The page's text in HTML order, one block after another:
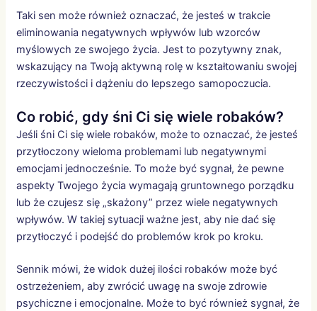
Taki sen może również oznaczać, że jesteś w trakcie
eliminowania negatywnych wpływów lub wzorców
myślowych ze swojego życia. Jest to pozytywny znak,
wskazujący na Twoją aktywną rolę w kształtowaniu swojej
rzeczywistości i dążeniu do lepszego samopoczucia.
Co robić, gdy śni Ci się wiele robaków?
Jeśli śni Ci się wiele robaków, może to oznaczać, że jesteś
przytłoczony wieloma problemami lub negatywnymi
emocjami jednocześnie. To może być sygnał, że pewne
aspekty Twojego życia wymagają gruntownego porządku
lub że czujesz się „skażony” przez wiele negatywnych
wpływów. W takiej sytuacji ważne jest, aby nie dać się
przytłoczyć i podejść do problemów krok po kroku.
Sennik mówi, że widok dużej ilości robaków może być
ostrzeżeniem, aby zwrócić uwagę na swoje zdrowie
psychiczne i emocjonalne. Może to być również sygnał, że